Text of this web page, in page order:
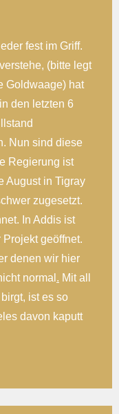
fest im Griff.
(bitte legt
Goldwaage) hat
den letzten 6
Nun sind diese
Regierung ist
August in Tigray
zugesetzt.
In Addis ist
geöffnet.
denen wir hier
normal . Mit all
ist es so
davon kaputt